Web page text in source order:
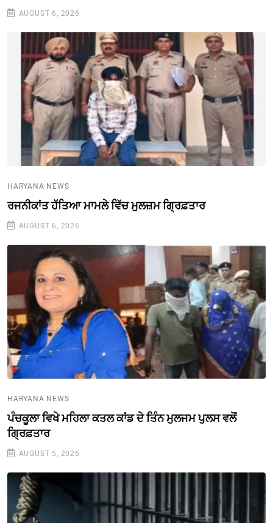
AUGUST 6, 2026
HARYANA NEWS
ਰਜਨੀਕਾਂਤ ਹੱਤਿਆ ਮਾਮਲੇ ਵਿੱਚ ਮੁਲਜ਼ਮ ਗ੍ਰਿਫ਼ਤਾਰ
AUGUST 6, 2026
HARYANA NEWS
ਪੰਚਕੂਲਾ ਵਿਖੇ ਮਹਿਲਾ ਕਤਲ ਕਾਂਡ ਦੇ ਤਿੰਨ ਮੁਲਜਮ ਪੁਲਸ ਵਲੋਂ
ਗ੍ਰਿਫ਼ਤਾਰ
AUGUST 5, 2026